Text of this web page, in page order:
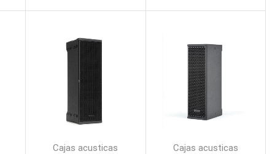
Cajas acusticas Cajas acusticas